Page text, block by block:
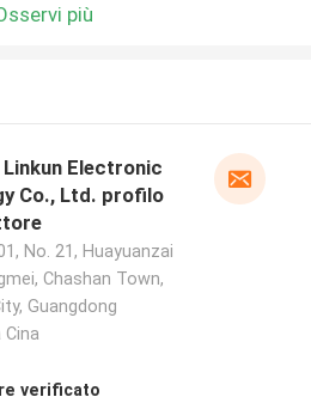
più
Linkun Electronic
Co., Ltd. profilo
No. 21, Huayuanzai
Chashan Town,
Guangdong
Cina
verificato